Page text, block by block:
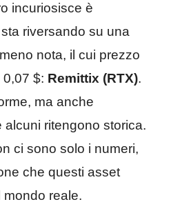
incuriosisce è
sta riversando su una
nota, il cui prezzo
$: Remittix (RTX).
ma anche
alcuni ritengono storica.
ci sono solo i numeri,
che questi asset
reale.